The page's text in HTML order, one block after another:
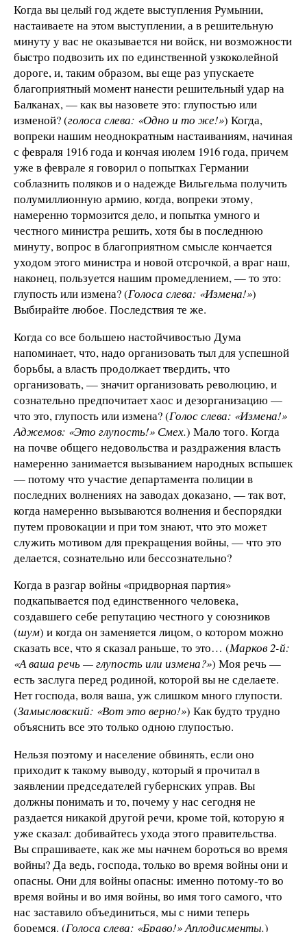
Когда вы целый год ждете выступления Румынии,
настаиваете на этом выступлении, а в решительную
минуту у вас не оказывается ни войск, ни возможности
быстро подвозить их по единственной узкоколейной
дороге, и, таким образом, вы еще раз упускаете
благоприятный момент нанести решительный удар на
Балканах, — как вы назовете это: глупостью или
изменой? (голоса слева: «Одно и то же!») Когда,
вопреки нашим неоднократным настаиваниям, начиная
с февраля 1916 года и кончая июлем 1916 года, причем
уже в феврале я говорил о попытках Германии
соблазнить поляков и о надежде Вильгельма получить
полумиллионную армию, когда, вопреки этому,
намеренно тормозится дело, и попытка умного и
честного министра решить, хотя бы в последнюю
минуту, вопрос в благоприятном смысле кончается
уходом этого министра и новой отсрочкой, а враг наш,
наконец, пользуется нашим промедлением, — то это:
глупость или измена? (Голоса слева: «Измена!»)
Выбирайте любое. Последствия те же.
Когда со все большею настойчивостью Дума
напоминает, что, надо организовать тыл для успешной
борьбы, а власть продолжает твердить, что
организовать, — значит организовать революцию, и
сознательно предпочитает хаос и дезорганизацию —
что это, глупость или измена? (Голос слева: «Измена!»
Аджемов: «Это глупость!» Смех.) Мало того. Когда
на почве общего недовольства и раздражения власть
намеренно занимается вызыванием народных вспышек
— потому что участие департамента полиции в
последних волнениях на заводах доказано, — так вот,
когда намеренно вызываются волнения и беспорядки
путем провокации и при том знают, что это может
служить мотивом для прекращения войны, — что это
делается, сознательно или бессознательно?
Когда в разгар войны «придворная партия»
подкапывается под единственного человека,
создавшего себе репутацию честного у союзников
(шум) и когда он заменяется лицом, о котором можно
сказать все, что я сказал раньше, то это… (Марков 2-й:
«А ваша речь — глупость или измена?») Моя речь —
есть заслуга перед родиной, которой вы не сделаете.
Нет господа, воля ваша, уж слишком много глупости.
(Замысловский: «Вот это верно!») Как будто трудно
объяснить все это только одною глупостью.
Нельзя поэтому и население обвинять, если оно
приходит к такому выводу, который я прочитал в
заявлении председателей губернских управ. Вы
должны понимать и то, почему у нас сегодня не
раздается никакой другой речи, кроме той, которую я
уже сказал: добивайтесь ухода этого правительства.
Вы спрашиваете, как же мы начнем бороться во время
войны? Да ведь, господа, только во время войны они и
опасны. Они для войны опасны: именно потому-то во
время войны и во имя войны, во имя того самого, что
нас заставило объединиться, мы с ними теперь
боремся. (Голоса слева: «Браво!» Аплодисменты.)